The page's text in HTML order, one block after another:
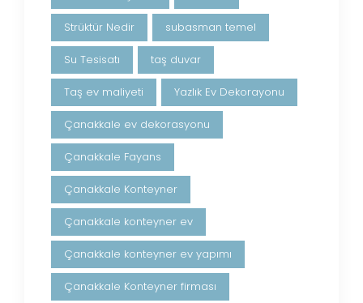
Strüktür Nedir subasman temel
Su Tesisatı taş duvar
Taş ev maliyeti Yazlık Ev Dekorayonu
Çanakkale ev dekorasyonu
Çanakkale Fayans
Çanakkale Konteyner
Çanakkale konteyner ev
Çanakkale konteyner ev yapımı
Çanakkale Konteyner firması